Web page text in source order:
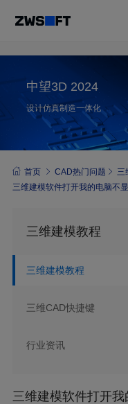
中望3D 2024
设计仿真制造一体化
首页 CAD热门问题 三
三维建模软件打开我的电脑不
三维建模教程
三维建模教程
三维CAD快捷键
行业资讯
三维建模软件打开